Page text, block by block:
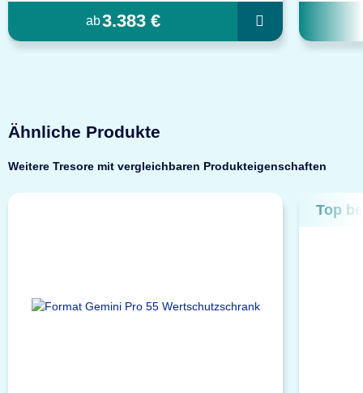
ab3.383 €
Ähnliche Produkte
Weitere Tresore mit vergleichbaren Produkteigenschaften
Top